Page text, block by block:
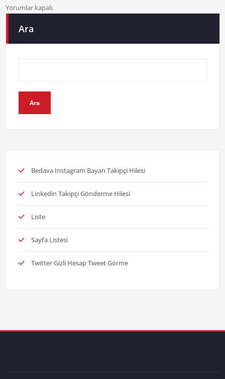
Yorumlar kapalı.
Ara
Ara
Bedava Instagram Bayan Takipçi Hilesi
Linkedin Takipçi Gönderme Hilesi
Liste
Sayfa Listesi
Twitter Gizli Hesap Tweet Görme